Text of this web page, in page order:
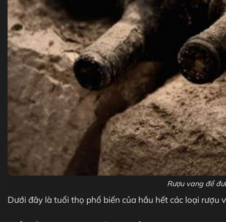
Rượu vang để
Dưới đây là tuổi thọ phổ biến của hầu hết các loại rượu